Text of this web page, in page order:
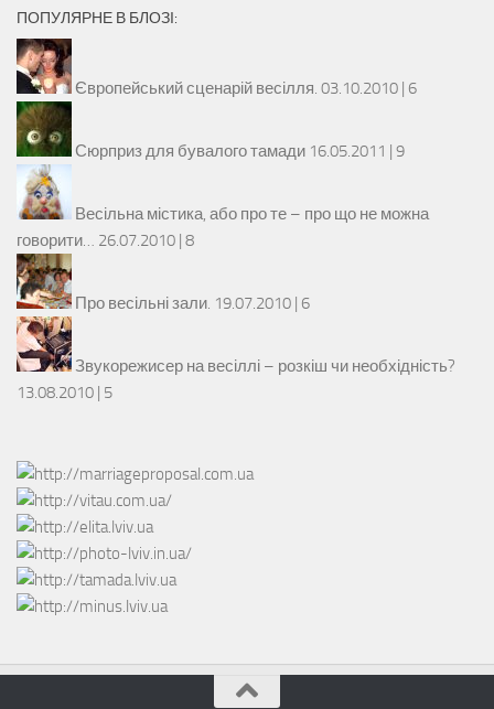
ПОПУЛЯРНЕ В БЛОЗІ:
Європейський сценарій весілля. 03.10.2010 | 6
Сюрприз для бувалого тамади 16.05.2011 | 9
Весільна містика, або про те – про що не можна
говорити… 26.07.2010 | 8
Про весільні зали. 19.07.2010 | 6
Звукорежисер на весіллі – розкіш чи необхідність?
13.08.2010 | 5